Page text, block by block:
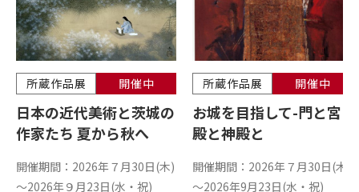
所蔵作品展 開催中
日本の近代美術と茨城の
作家たち 夏から秋へ
開催期間： 2026年７月30日(木)
～2026年９月23日(水・祝)
所蔵作品展 開催中
お城を目指して-門と宮
殿と神殿と
開催期間： 2026年７月30日(木)
～2026年9月23日(水・祝)